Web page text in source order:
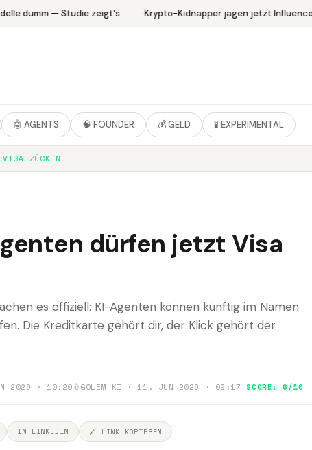
dumm — Studie zeigt's Krypto-Kidnapper jagen jetzt Influencer
🤖 AGENTS 🧠 FOUNDER 💰 GELD 🧪 EXPERIMENTAL
ZÜCKEN
dürfen jetzt Visa
es offiziell: KI-Agenten können künftig im Namen
Die Kreditkarte gehört dir, der Klick gehört der
2026 · 10:20📎GOLEM KI · 11. JUN 2026 · 09:17 SCORE: 6/10
IN LINKEDIN 🔗 LINK KOPIEREN